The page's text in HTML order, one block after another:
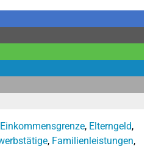
Einkommensgrenze, Elterngeld,
, Familienleistungen,